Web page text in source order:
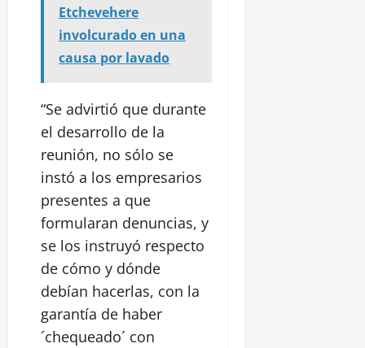
Etchevehere
involcurado en una
causa por lavado
“Se advirtió que durante
el desarrollo de la
reunión, no sólo se
instó a los empresarios
presentes a que
formularan denuncias, y
se los instruyó respecto
de cómo y dónde
debían hacerlas, con la
garantía de haber
´chequeado´ con